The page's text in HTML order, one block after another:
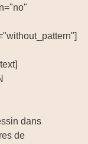
dans
de